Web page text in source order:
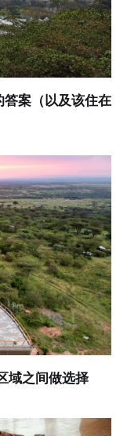
案（以及该住在
域之间做选择